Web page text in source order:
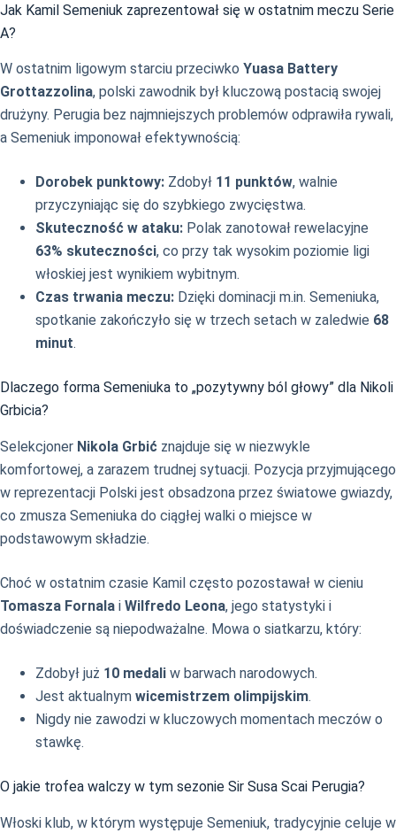
Jak Kamil Semeniuk zaprezentował się w ostatnim meczu Serie
A?
W ostatnim ligowym starciu przeciwko Yuasa Battery
Grottazzolina, polski zawodnik był kluczową postacią swojej
drużyny. Perugia bez najmniejszych problemów odprawiła rywali,
a Semeniuk imponował efektywnością:
Dorobek punktowy: Zdobył 11 punktów, walnie
przyczyniając się do szybkiego zwycięstwa.
Skuteczność w ataku: Polak zanotował rewelacyjne
63% skuteczności, co przy tak wysokim poziomie ligi
włoskiej jest wynikiem wybitnym.
Czas trwania meczu: Dzięki dominacji m.in. Semeniuka,
spotkanie zakończyło się w trzech setach w zaledwie 68
minut.
Dlaczego forma Semeniuka to „pozytywny ból głowy” dla Nikoli
Grbicia?
Selekcjoner Nikola Grbić znajduje się w niezwykle
komfortowej, a zarazem trudnej sytuacji. Pozycja przyjmującego
w reprezentacji Polski jest obsadzona przez światowe gwiazdy,
co zmusza Semeniuka do ciągłej walki o miejsce w
podstawowym składzie.
Choć w ostatnim czasie Kamil często pozostawał w cieniu
Tomasza Fornala i Wilfredo Leona, jego statystyki i
doświadczenie są niepodważalne. Mowa o siatkarzu, który:
Zdobył już 10 medali w barwach narodowych.
Jest aktualnym wicemistrzem olimpijskim.
Nigdy nie zawodzi w kluczowych momentach meczów o
stawkę.
O jakie trofea walczy w tym sezonie Sir Susa Scai Perugia?
Włoski klub, w którym występuje Semeniuk, tradycyjnie celuje w